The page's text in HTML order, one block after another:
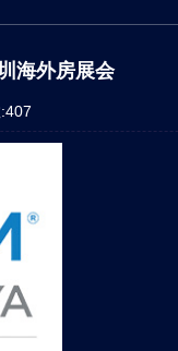
海外房展会
407